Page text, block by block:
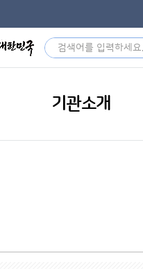
기관소개